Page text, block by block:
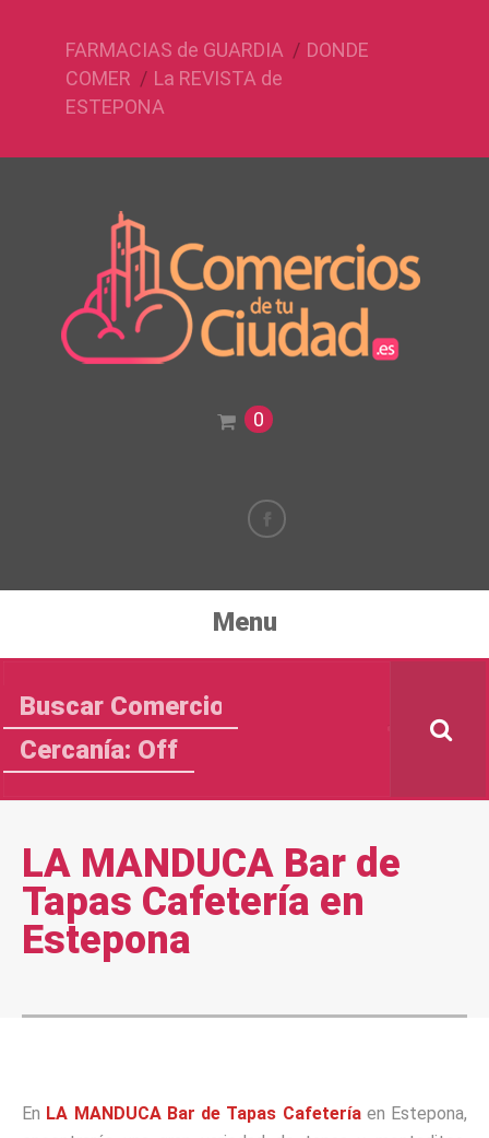
FARMACIAS de GUARDIA
DONDE
COMER
La REVISTA de
ESTEPONA
0
Menu
Cercanía: Off
LA MANDUCA Bar de
Tapas Cafetería en
Estepona
En LA MANDUCA Bar de Tapas Cafetería en Estepona,